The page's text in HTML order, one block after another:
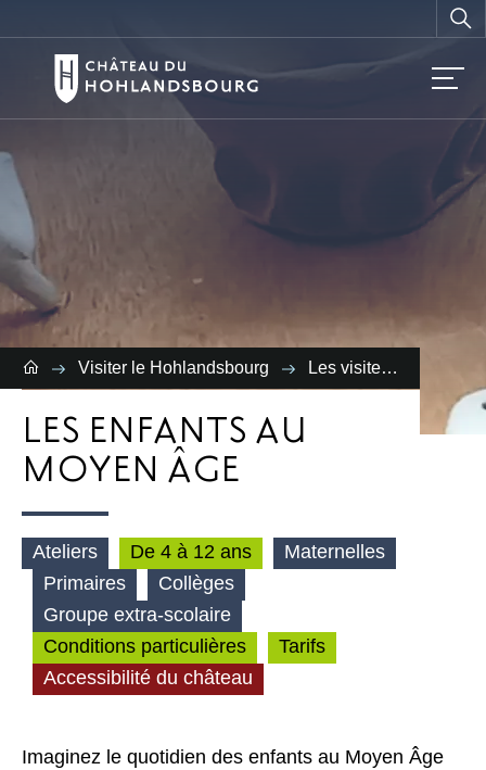
Vous
Visiter le Hohlandsbourg Les visites
LES ENFANTS AU
MOYEN ÂGE
Ateliers De 4 à 12 ans
Maternelles
Primaires
Collèges
Groupe extra-scolaire
Conditions particulières
Tarifs
Accessibilité du château
Imaginez le quotidien des enfants au Moyen Âge